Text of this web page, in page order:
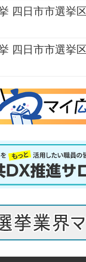
四日市市選挙区
四日市市選挙区